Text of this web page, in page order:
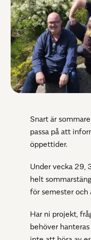
Snart är
passa på att
öppettider.
Under vecka 29,
helt
för semester och
Har ni projekt,
behöver